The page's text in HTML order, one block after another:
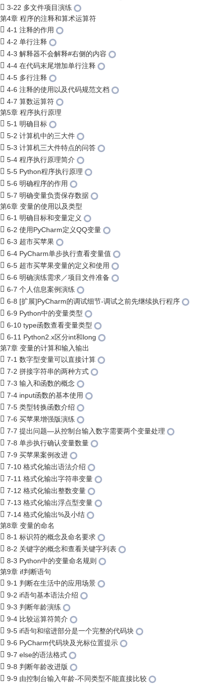
3-22 多文件项目演练
第4章 程序的注释和算术运算符
4-1 注释的作用
4-2 单行注释
4-3 解释器不会解释#右侧的内容
4-4 在代码末尾增加单行注释
4-5 多行注释
4-6 注释的使用以及代码规范文档
4-7 算数运算符
第5章 程序执行原理
5-1 明确目标
5-2 计算机中的三大件
5-3 计算机三大件特点的问答
5-4 程序执行原理简介
5-5 Python程序执行原理
5-6 明确程序的作用
5-7 明确变量负责保存数据
第6章 变量的使用以及类型
6-1 明确目标和变量定义
6-2 使用PyCharm定义QQ变量
6-3 超市买苹果
6-4 PyCharm单步执行查看变量值
6-5 超市买苹果变量的定义和使用
6-6 明确演练需求／项目文件准备
6-7 个人信息案例演练
6-8 [扩展]PyCharm的调试细节-调试之前先继续执行程序
6-9 Python中的变量类型
6-10 type函数查看变量类型
6-11 Python2.x区分int和long
第7章 变量的计算和输入输出
7-1 数字型变量可以直接计算
7-2 拼接字符串的两种方式
7-3 输入和函数的概念
7-4 input函数的基本使用
7-5 类型转换函数介绍
7-6 买苹果增强版演练
7-7 提出问题—从控制台输入数字需要两个变量处理
7-8 单步执行确认变量数量
7-9 买苹果案例改进
7-10 格式化输出语法介绍
7-11 格式化输出字符串变量
7-12 格式化输出整数变量
7-13 格式化输出浮点型变量
7-14 格式化输出%及小结
第8章 变量的命名
8-1 标识符的概念及命名要求
8-2 关键字的概念和查看关键字列表
8-3 Python中的变量命名规则
第9章 if判断语句
9-1 判断在生活中的应用场景
9-2 if语句基本语法介绍
9-3 判断年龄演练
9-4 比较运算符简介
9-5 if语句和缩进部分是一个完整的代码块
9-6 PyCharm代码块及光标位置提示
9-7 else的语法格式
9-8 判断年龄改进版
9-9 由控制台输入年龄-不同类型不能直接比较